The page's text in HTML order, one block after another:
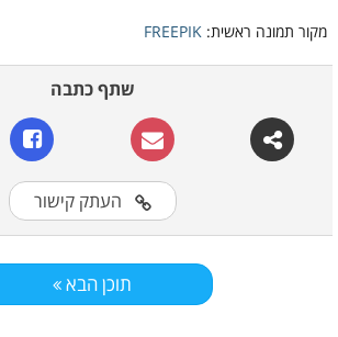
מקור תמונה ראשית: FREEPIK
שתף כתבה
העתק קישור
תוכן הבא